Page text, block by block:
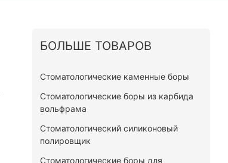
БОЛЬШЕ ТОВАРОВ
Стоматологические каменные боры
Стоматологические боры из карбида
вольфрама
Стоматологический силиконовый
полировщик
Стоматологические боры для